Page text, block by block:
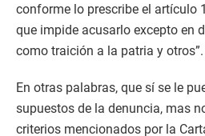
conforme lo prescribe el artículo
que impide acusarlo excepto en
como traición a la patria y otros”.
En otras palabras, que sí se le
supuestos de la denuncia, mas
criterios mencionados por la